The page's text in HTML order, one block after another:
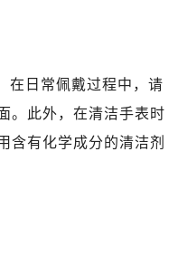
在日常佩戴过程中，请
。此外，在清洁手表时
含有化学成分的清洁剂